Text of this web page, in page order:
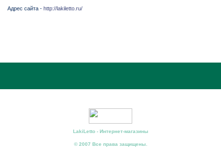
Адрес сайта - http://lakiletto.ru/
LakiLetto - Интернет-магазины
© 2007 Все права защищены.